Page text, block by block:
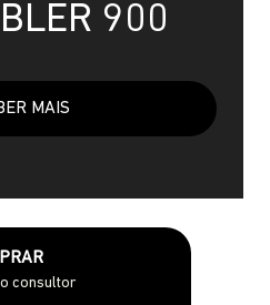
900
MAIS
consultor